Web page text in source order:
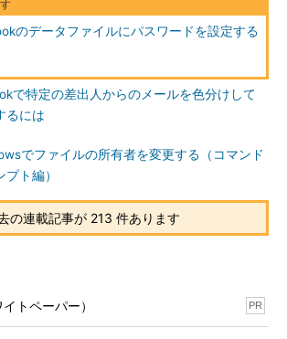
アイテムの整理」機能を使ってフォルダの自
ている場合には、通常使うフォルダとは別の
る。
リックすると、［個人用フォルダ］が開く。
のデータファイルにパスワードを設定する
で特定の差出人からのメールを色分けして
るには
でファイルの所有者を変更する（コマンド
プト編）
の連載記事が 213 件あります
トペーパー） PR